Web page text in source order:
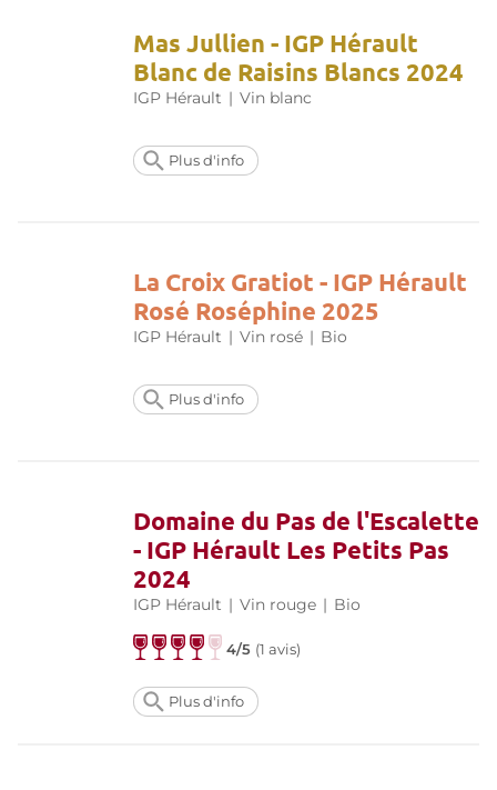
Mas Jullien - IGP Hérault
Blanc de Raisins Blancs 2024
IGP Hérault | Vin blanc
Plus d'info
La Croix Gratiot - IGP Hérault
Rosé Roséphine 2025
IGP Hérault | Vin rosé | Bio
Plus d'info
Domaine du Pas de l'Escalette
- IGP Hérault Les Petits Pas
2024
IGP Hérault | Vin rouge | Bio
4/5 (1 avis)
Plus d'info